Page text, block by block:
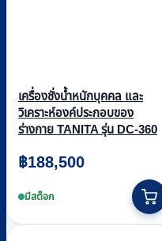
เครื่องชั่งน้ำหนักบุคคล และ
วิเคราะห์องค์ประกอบของ
ร่างกาย TANITA รุ่น DC-360
฿188,500
มีสต็อก